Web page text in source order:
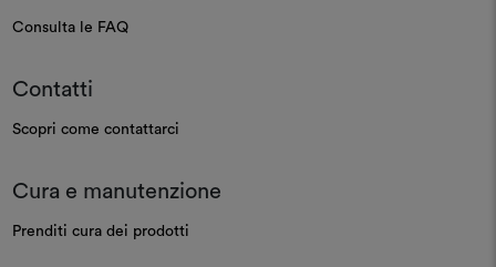
Consulta le FAQ
Contatti
Scopri come contattarci
Cura e manutenzione
Prenditi cura dei prodotti